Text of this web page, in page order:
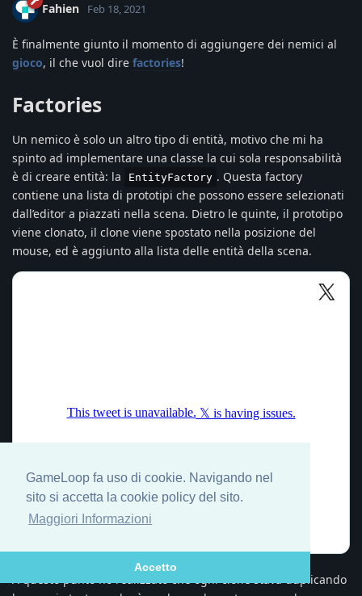
GameLoop fa uso di cookie. Navigando nel
sito si accetta la cookie policy del sito.
Maggiori Informazioni
Accetto
Fahien Feb 18, 2021
È finalmente giunto il momento di aggiungere dei nemici al
gioco, il che vuol dire factories!
Factories
Un nemico è solo un altro tipo di entità, motivo che mi ha
spinto ad implementare una classe la cui sola responsabilità
è di creare entità: la
EntityFactory . Questa factory
contiene una lista di prototipi che possono essere selezionati
dall’editor a piazzati nella scena. Dietro le quinte, il prototipo
viene clonato, il clone viene spostato nella posizione del
mouse, ed è aggiunto alla lista delle entità della scena.
A questo punto ho realizzato che ogni clone stava duplicando